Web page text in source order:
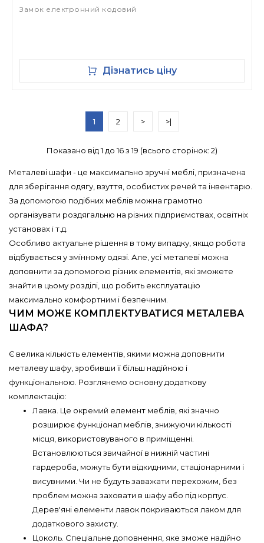
Замок електронний кодовий
Дізнатись ціну
1 2 > >|
Показано від 1 до 16 з 19 (всього сторінок: 2)
Металеві шафи - це максимально зручні меблі, призначена
для зберігання одягу, взуття, особистих речей та інвентарю.
За допомогою подібних меблів можна грамотно
організувати роздягальню на різних підприємствах, освітніх
установах і т.д.
Особливо актуальне рішення в тому випадку, якщо робота
відбувається у змінному одязі. Але, усі металеві можна
доповнити за допомогою різних елементів, які зможете
знайти в цьому розділі, що робить експлуатацію
максимально комфортним і безпечним.
ЧИМ МОЖЕ КОМПЛЕКТУВАТИСЯ МЕТАЛЕВА
ШАФА?
Є велика кількість елементів, якими можна доповнити
металеву шафу, зробивши її більш надійною і
функціональною. Розглянемо основну додаткову
комплектацію:
Лавка. Це окремий елемент меблів, які значно
розширює функціонал меблів, знижуючи кількості
місця, використовуваного в приміщенні.
Встановлюються звичайної в нижній частині
гардероба, можуть бути відкидними, стаціонарними і
висувними. Чи не будуть заважати перехожим, без
проблем можна заховати в шафу або під корпус.
Дерев'яні елементи лавок покриваються лаком для
додаткового захисту.
Цоколь. Спеціальне доповнення, яке зможе надійно